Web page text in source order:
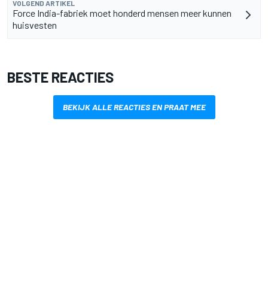
VOLGEND ARTIKEL
Force India-fabriek moet honderd mensen meer kunnen
huisvesten
BESTE REACTIES
BEKIJK ALLE REACTIES EN PRAAT MEE